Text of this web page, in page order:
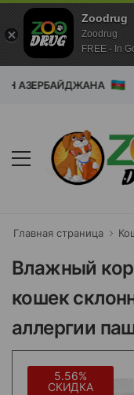
АЗЕРБАЙДЖАНА
Главная страница
Влажный
кошек
аллергии
5.56%
СКИДКА
Zoodrug
Zoodrug
FREE - In